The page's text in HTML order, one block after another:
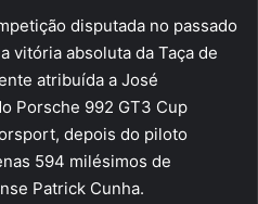
disputada no passado
vitória absoluta da Taça de
atribuída a José
Porsche 992 GT3 Cup
depois do piloto
594 milésimos de
Patrick Cunha.